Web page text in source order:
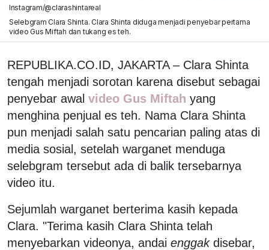
Instagram/@clarashintareal
Selebgram Clara Shinta. Clara Shinta diduga menjadi penyebar pertama
video Gus Miftah dan tukang es teh.
REPUBLIKA.CO.ID, JAKARTA – Clara Shinta
tengah menjadi sorotan karena disebut sebagai
penyebar awal video Gus Miftah yang
menghina penjual es teh. Nama Clara Shinta
pun menjadi salah satu pencarian paling atas di
media sosial, setelah warganet menduga
selebgram tersebut ada di balik tersebarnya
video itu.
Sejumlah warganet berterima kasih kepada
Clara. "Terima kasih Clara Shinta telah
menyebarkan videonya, andai enggakdisebar,